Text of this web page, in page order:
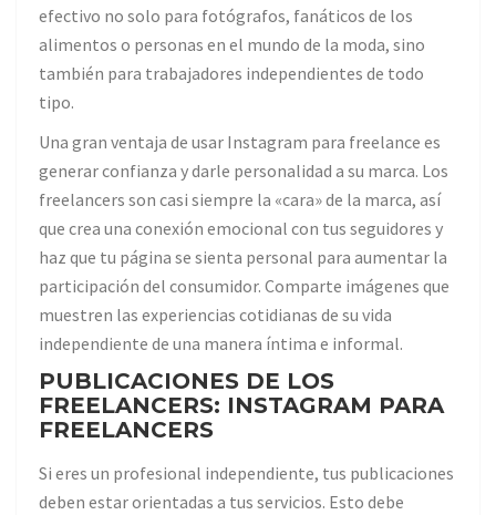
efectivo no solo para fotógrafos, fanáticos de los
alimentos o personas en el mundo de la moda, sino
también para trabajadores independientes de todo
tipo.
Una gran ventaja de usar Instagram para freelance es
generar confianza y darle personalidad a su marca. Los
freelancers son casi siempre la «cara» de la marca, así
que crea una conexión emocional con tus seguidores y
haz que tu página se sienta personal para aumentar la
participación del consumidor. Comparte imágenes que
muestren las experiencias cotidianas de su vida
independiente de una manera íntima e informal.
PUBLICACIONES DE LOS
FREELANCERS: INSTAGRAM PARA
FREELANCERS
Si eres un profesional independiente, tus publicaciones
deben estar orientadas a tus servicios. Esto debe